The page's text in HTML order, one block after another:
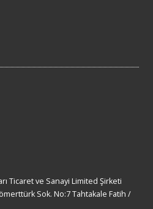
Ticaret ve Sanayi Limited Şirketi
Sok. No:7 Tahtakale Fatih /